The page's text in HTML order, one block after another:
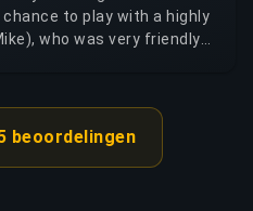
and efficient. I
serious, skilled, and
to play with a highly
who was very friendly
beoordelingen